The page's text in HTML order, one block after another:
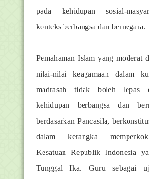
pada kehidupan sosial-
konteks berbangsa dan bernegara.
Pemahaman Islam yang moderat
nilai-nilai keagamaan dalam
madrasah tidak boleh lepas
kehidupan berbangsa dan
berdasarkan Pancasila,
dalam kerangka
Kesatuan Republik Indonesia
Tunggal Ika. Guru sebagai